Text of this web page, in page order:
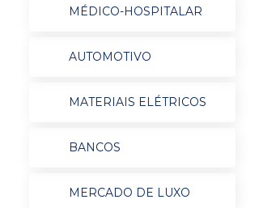
MÉDICO-HOSPITALAR
AUTOMOTIVO
MATERIAIS ELÉTRICOS
BANCOS
MERCADO DE LUXO